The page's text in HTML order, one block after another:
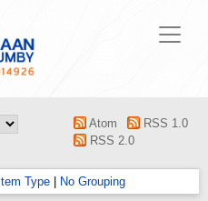
Atom
RSS 1.0
RSS 2.0
Item Type| No Grouping